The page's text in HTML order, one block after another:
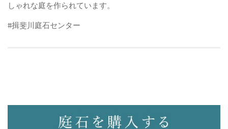
しゃれな庭を作られています。
#揖斐川庭石センター